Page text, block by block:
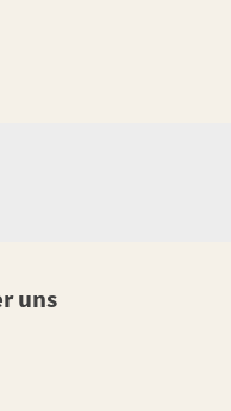
uns